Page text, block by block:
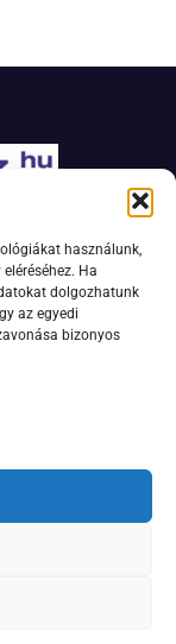
használunk,
Ha
dolgozhatunk
az egyedi
bizonyos